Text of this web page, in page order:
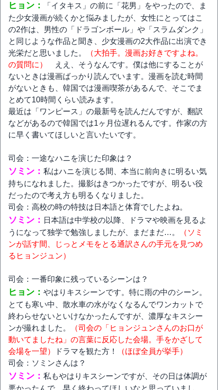
ヒョン：
「イタキス」の前に「花男」をやったので、ま
た少女漫画が続くかと悩みましたが、女性にとってはこ
の2作は、男性の「ドラゴンボール」や「スラムダンク」
と同じような作品と聞き、少女漫画の2大作品に出演でき
光栄だと思いました。
（大拍手。漫画お好きですよね。
の質問に）
ええ、そうなんです。僕は他にすることが
ないときは漫画ばっかり読んでいます。漫画を読む時間
がないときも、韓国では漫画喫茶があるんで、そこでま
とめて10時間くらい読みます。
最近は「ワンピース」の最新号を読んだんですが、翻訳
などがあるので韓国では1ヶ月位遅れるんです。作家の方
に早く書いてほしいと言いたいです。
司会：一途なハニを演じた印象は？
ソミン： 私はハニを演じる間、本当に前向きに明るい気
持ちになれました。撮影はきつかったですが、明るい役
だったので考え方も明るくなりました。
司会：高校の時の特技は日本語と体育でしたよね。
ソミン： 日本語は中学校の以降、ドラマや映画を見るよ
うになって独学で勉強しましたが、まだまだ…。
（ソミ
ンが話す間、じっとメモをとる通訳さんの手元を見つめ
るヒョンジュン）
司会：一番印象に残っているシーンは？
ヒョン： やはりキスシーンです。特に雨の中のシーン。
とても寒い中、散水車の水がなくなるんでワンカットで
終わらせないといけなかったんですが、濃厚なキスシー
ンが撮れました。
（司会の「ヒョンジュンさんのお口が
動いてましたね」の言葉に反応した会場。手をかざして
会場を一望）
ドラマを観た方！
（ほぼ全員が挙手）
司会：ソミンさんは？
ソミン： 私もやはりキスシーンですが、その日は体調が
悪かったんで、早く終わってほしいなと思っていまし